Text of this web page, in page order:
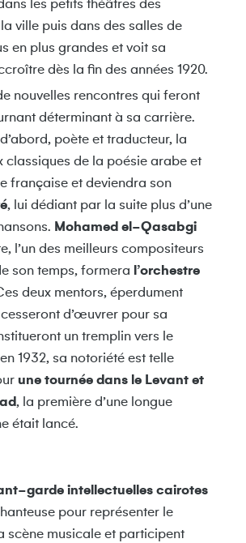
les petits théâtres des
ville puis dans des salles de
en plus grandes et voit sa
dès la fin des années 1920.
nouvelles rencontres qui feront
déterminant à sa carrière.
d’abord, poète et traducteur, la
classiques de la poésie arabe et
française et deviendra son
, lui dédiant par la suite plus d’une
Mohamed el-Qasabgi
l’un des meilleurs compositeurs
son temps, formera l’orchestre
deux mentors, éperdument
d’œuvrer pour sa
un tremplin vers le
1932, sa notoriété est telle
une tournée dans le Levant et
, la première d’une longue
était lancé.
garde intellectuelles cairotes
pour représenter le
scène musicale et participent